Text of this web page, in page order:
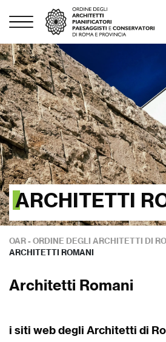
ARCHITETTI
OAR - ORDINE DEGLI ARCHITETTI DI
ARCHITETTI ROMANI
Architetti Romani
i siti web degli Architetti di